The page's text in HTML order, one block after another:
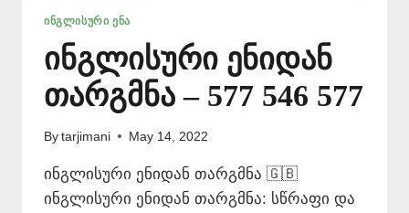
ᲘᲜᲒᲚᲘᲡᲣᲠᲘ ᲔᲜᲐ
ინგლისური ენიდან
თარგმნა – 577 546 577
By tarjimani May 14, 2022
ინგლისური ენიდან თარგმნა 🇬🇧
ინგლისური ენიდან თარგმნა: სწრაფი და